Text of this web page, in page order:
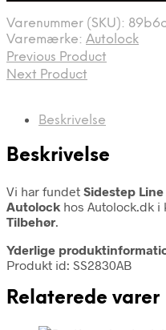
Varenummer (SKU):
Varemærke: Autolock
Previous Product
Next Product
Beskrivelse
Beskrivelse
Vi har fundet Sidestep
Autolock hos Autolock.dk i
Tilbehør.
Yderlige
Produkt id: SS2830AB
Relaterede varer